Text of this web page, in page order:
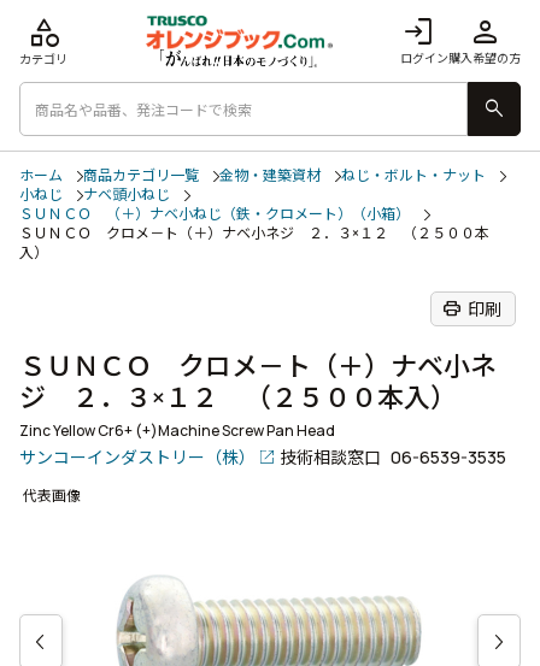
login
ログイン
person
購入希望の方
category
カテゴリ
search
ホーム 商品カテゴリ一覧 金物・建築資材
ねじ・ボルト・ナット
小ねじ
ナベ頭小ねじ
ＳＵＮＣＯ （＋）ナベ小ねじ（鉄・クロメート）（小箱）
ＳＵＮＣＯ クロメ－ト（＋）ナベ小ネジ ２．３×１２ （２５００本
入）
print 印刷
ＳＵＮＣＯ クロメ－ト（＋）ナベ小ネ
ジ ２．３×１２ （２５００本入）
Zinc Yellow Cr6+ (+)Machine Screw Pan Head
サンコーインダストリー（株） 技術相談窓口 06-6539-3535
代表画像